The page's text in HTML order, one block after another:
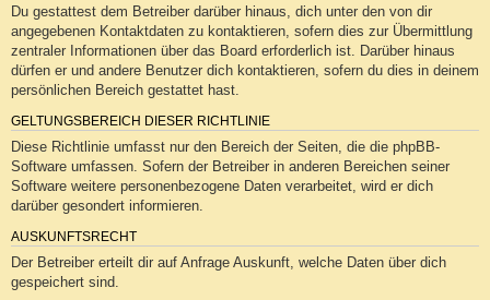
Du gestattest dem Betreiber darüber hinaus, dich unter den von dir
angegebenen Kontaktdaten zu kontaktieren, sofern dies zur Übermittlung
zentraler Informationen über das Board erforderlich ist. Darüber hinaus
dürfen er und andere Benutzer dich kontaktieren, sofern du dies in deinem
persönlichen Bereich gestattet hast.
GELTUNGSBEREICH DIESER RICHTLINIE
Diese Richtlinie umfasst nur den Bereich der Seiten, die die phpBB-
Software umfassen. Sofern der Betreiber in anderen Bereichen seiner
Software weitere personenbezogene Daten verarbeitet, wird er dich
darüber gesondert informieren.
AUSKUNFTSRECHT
Der Betreiber erteilt dir auf Anfrage Auskunft, welche Daten über dich
gespeichert sind.